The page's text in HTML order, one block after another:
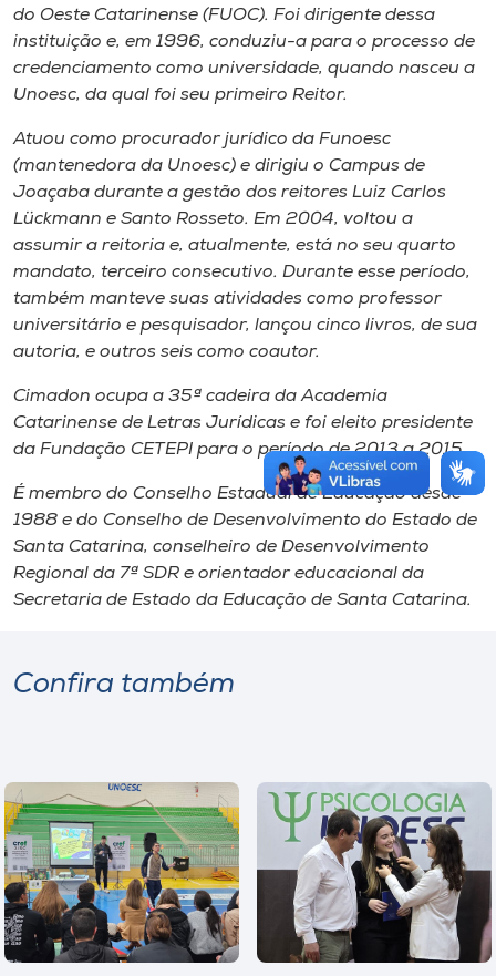
do Oeste Catarinense (FUOC). Foi dirigente dessa
instituição e, em 1996, conduziu-a para o processo de
credenciamento como universidade, quando nasceu a
Unoesc, da qual foi seu primeiro Reitor.
Atuou como procurador jurídico da Funoesc
(mantenedora da Unoesc) e dirigiu o Campus de
Joaçaba durante a gestão dos reitores Luiz Carlos
Lückmann e Santo Rosseto. Em 2004, voltou a
assumir a reitoria e, atualmente, está no seu quarto
mandato, terceiro consecutivo. Durante esse período,
também manteve suas atividades como professor
universitário e pesquisador, lançou cinco livros, de sua
autoria, e outros seis como coautor.
Cimadon ocupa a 35ª cadeira da Academia
Catarinense de Letras Jurídicas e foi eleito presidente
da Fundação CETEPI para o período de 2013 a 2015.
É membro do Conselho Estadual de Educação desde
1988 e do Conselho de Desenvolvimento do Estado de
Santa Catarina, conselheiro de Desenvolvimento
Regional da 7ª SDR e orientador educacional da
Secretaria de Estado da Educação de Santa Catarina.
Confira também